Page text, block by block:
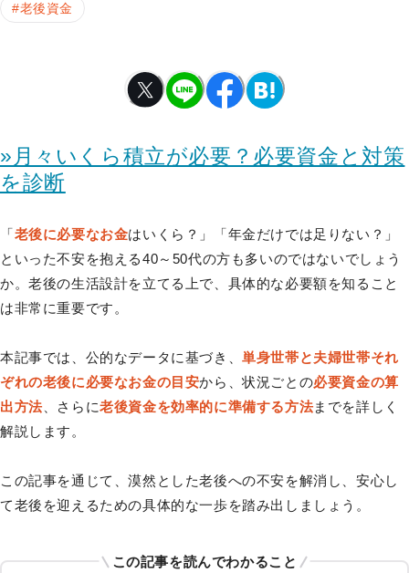
#老後資金
»月々いくら積立が必要？必要資金と対策
を診断
「老後に必要なお金はいくら？」「年金だけでは足りない？」
といった不安を抱える40～50代の方も多いのではないでしょう
か。老後の生活設計を立てる上で、具体的な必要額を知ること
は非常に重要です。
本記事では、公的なデータに基づき、単身世帯と夫婦世帯それ
ぞれの老後に必要なお金の目安から、状況ごとの必要資金の算
出方法、さらに老後資金を効率的に準備する方法までを詳しく
解説します。
この記事を通じて、漠然とした老後への不安を解消し、安心し
て老後を迎えるための具体的な一歩を踏み出しましょう。
この記事を読んでわかること